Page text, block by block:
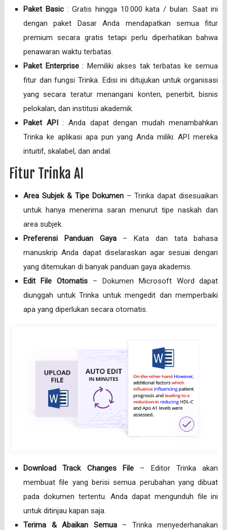
Paket Basic: Gratis hingga 10.000 kata / bulan. Saat ini
dengan paket Dasar Anda mendapatkan semua fitur
premium secara gratis tetapi perlu diperhatikan bahwa
penawaran waktu terbatas.
Paket Enterprise: Memiliki akses tak terbatas ke semua
fitur dan fungsi Trinka. Edisi ini ditujukan untuk organisasi
yang secara teratur menangani konten, penerbit, bisnis
pelokalan, dan institusi akademik.
Paket API: Anda dapat dengan mudah menambahkan
Trinka ke aplikasi apa pun yang Anda miliki. API mereka
intuitif, skalabel, dan andal.
Fitur Trinka AI
Area Subjek & Tipe Dokumen – Trinka dapat disesuaikan
untuk hanya menerima saran menurut tipe naskah dan
area subjek.
Preferensi Panduan Gaya– Kata dan tata bahasa
manuskrip Anda dapat diselaraskan agar sesuai dengan
yang ditemukan di banyak panduan gaya akademis.
Edit File Otomatis– Dokumen Microsoft Word dapat
diunggah untuk Trinka untuk mengedit dan memperbaiki
apa yang diperlukan secara otomatis.
Download Track Changes File – Editor Trinka akan
membuat file yang berisi semua perubahan yang dibuat
pada dokumen tertentu. Anda dapat mengunduh file ini
untuk ditinjau kapan saja.
Terima & Abaikan Semua– Trinka menyederhanakan